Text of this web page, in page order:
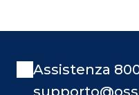
Assistenza